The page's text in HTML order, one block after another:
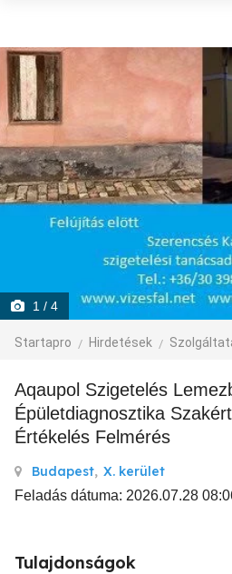
1 / 4
Startapro Hirdetések
Aqaupol Szigetelés Lemezbeütés Injektálás
Épületdiagnosztika
Értékelés Felmérés
Budapest, X. kerület
Feladás dátuma: 2026.07.28
Tulajdonságok